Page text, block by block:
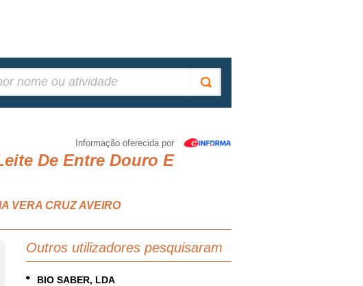
Informação oferecida por
De Entre Douro E
VERA CRUZ AVEIRO
Outros utilizadores pesquisaram
BIO SABER, LDA